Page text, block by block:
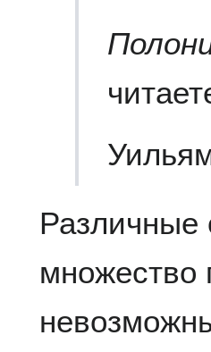
Различные
множество